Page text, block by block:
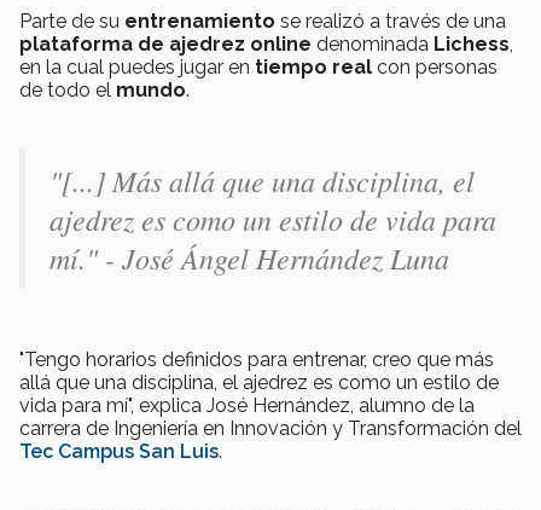
Parte de su entrenamiento se realizó a través de una
plataforma de ajedrez online denominada Lichess,
en la cual puedes jugar en tiempo real con personas
de todo el mundo.
"[...] Más allá que una disciplina, el
ajedrez es como un estilo de vida para
mí." - José Ángel Hernández Luna
"Tengo horarios definidos para entrenar, creo que más
allá que una disciplina, el ajedrez es como un estilo de
vida para mí", explica José Hernández, alumno de la
carrera de Ingeniería en Innovación y Transformación del
Tec Campus San Luis.